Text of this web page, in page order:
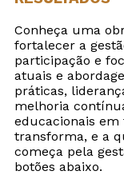
Conheça uma
fortalecer a
participação e
atuais e
práticas,
melhoria
educacionais em
transforma, e a
começa pela
botões abaixo.